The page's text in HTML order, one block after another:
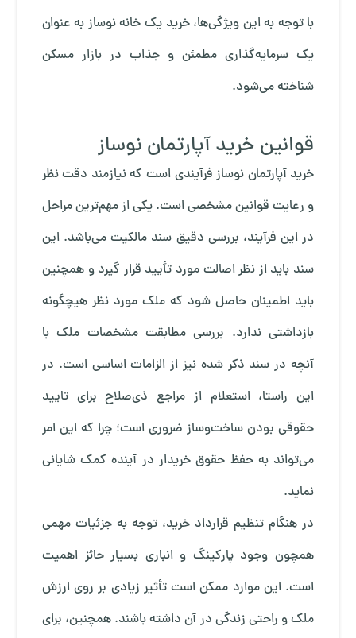
با توجه به این ویژگی‌ها، خرید یک خانه نوساز به عنوان
یک سرمایه‌گذاری مطمئن و جذاب در بازار مسکن
شناخته می‌شود.
قوانین خرید آپارتمان نوساز
خرید آپارتمان نوساز فرآیندی است که نیازمند دقت نظر
و رعایت قوانین مشخصی است. یکی از مهم‌ترین مراحل
در این فرآیند، بررسی دقیق سند مالکیت می‌باشد. این
سند باید از نظر اصالت مورد تأیید قرار گیرد و همچنین
باید اطمینان حاصل شود که ملک مورد نظر هیچگونه
بازداشتی ندارد. بررسی مطابقت مشخصات ملک با
آنچه در سند ذکر شده نیز از الزامات اساسی است. در
این راستا، استعلام از مراجع ذی‌صلاح برای تایید
حقوقی بودن ساخت‌وساز ضروری است؛ چرا که این امر
می‌تواند به حفظ حقوق خریدار در آینده کمک شایانی
نماید.
در هنگام تنظیم قرارداد خرید، توجه به جزئیات مهمی
همچون وجود پارکینگ و انباری بسیار حائز اهمیت
است. این موارد ممکن است تأثیر زیادی بر روی ارزش
ملک و راحتی زندگی در آن داشته باشند. همچنین، برای